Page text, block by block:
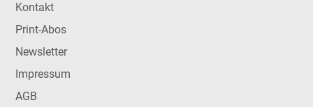
Kontakt
Print-Abos
Newsletter
Impressum
AGB